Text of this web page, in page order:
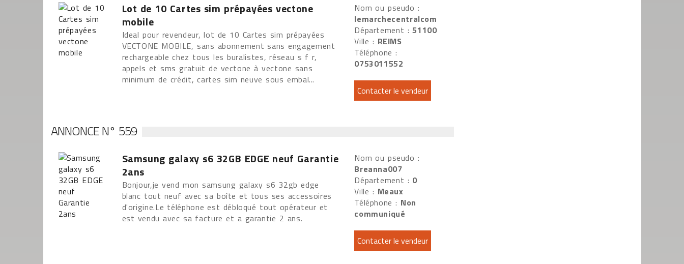
Lot de 10 Cartes sim prépayées vectone
mobile
Ideal pour revendeur, lot de 10 Cartes sim prépayées
VECTONE MOBILE, sans abonnement sans engagement
rechargeable chez tous les buralistes, réseau s f r,
appels et sms gratuit de vectone à vectone sans
minimum de crédit, cartes sim neuve sous embal...
Nom ou pseudo :
lemarchecentralcom
Département :51100
Ville : REIMS
Téléphone :
0753011552
ANNONCE N° 559
Samsung galaxy s6 32GB EDGE neuf Garantie
2ans
Bonjour,je vend mon samsung galaxy s6 32gb edge
blanc tout neuf avec sa boîte et tous ses accessoires
d'origine.Le téléphone est débloqué tout opérateur et
est vendu avec sa facture et a garantie 2 ans.
Nom ou pseudo :
Breanna007
Département : 0
Ville : Meaux
Téléphone : Non
communiqué